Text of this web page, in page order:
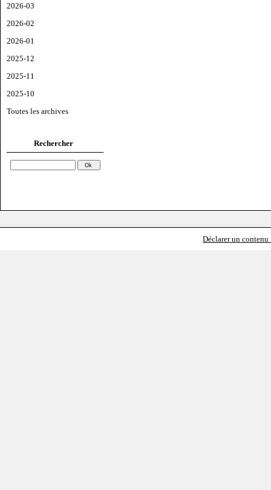
2026-03
2026-02
2026-01
2025-12
2025-11
2025-10
Toutes les archives
Rechercher
Déclarer un